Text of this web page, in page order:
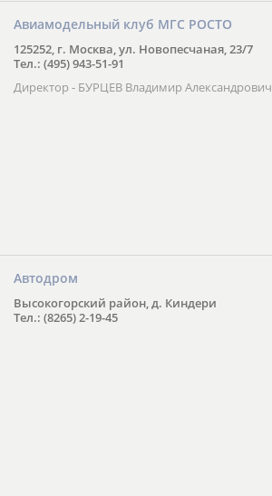
Авиамодельный клуб МГС РОСТО
125252, г. Москва, ул. Новопесчаная, 23/7
Тел.: (495) 943-51-91
Директор - БУРЦЕВ Владимир Александрович
Автодром
Высокогорский район, д. Киндери
Тел.: (8265) 2-19-45